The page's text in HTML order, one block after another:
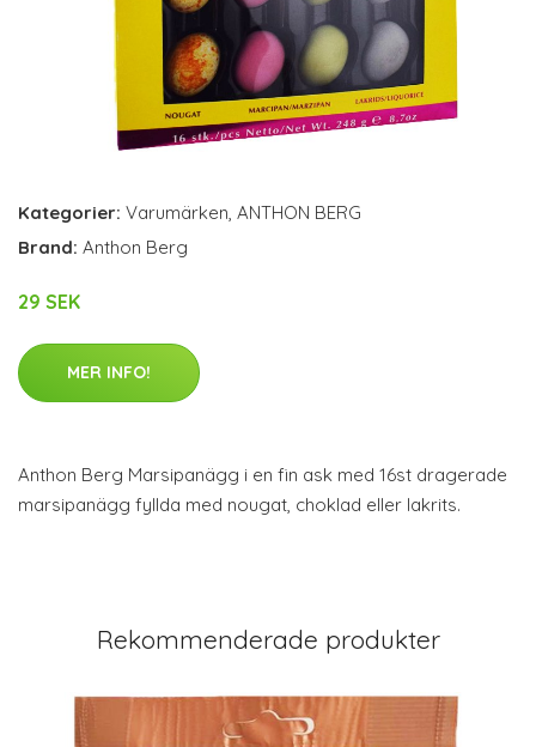
Kategorier: Varumärken, ANTHON BERG
Brand: Anthon Berg
29 SEK
MER INFO!
Anthon Berg Marsipanägg i en fin ask med 16st dragerade
marsipanägg fyllda med nougat, choklad eller lakrits.
Rekommenderade produkter